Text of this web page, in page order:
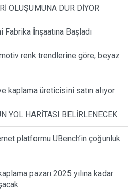
OLUŞUMUNA DUR DİYOR
Fabrika İnşaatına Başladı
renk trendlerine göre, beyaz
kaplama üreticisini satın alıyor
YOL HARİTASI BELİRLENECEK
platformu UBench’in çoğunluk
pazarı 2025 yılına kadar